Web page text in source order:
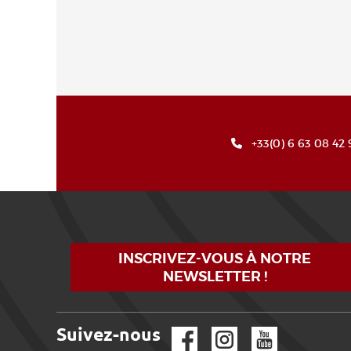
+33(0) 6 63 08 42
INSCRIVEZ-VOUS À NOTRE
NEWSLETTER !
Suivez-nous